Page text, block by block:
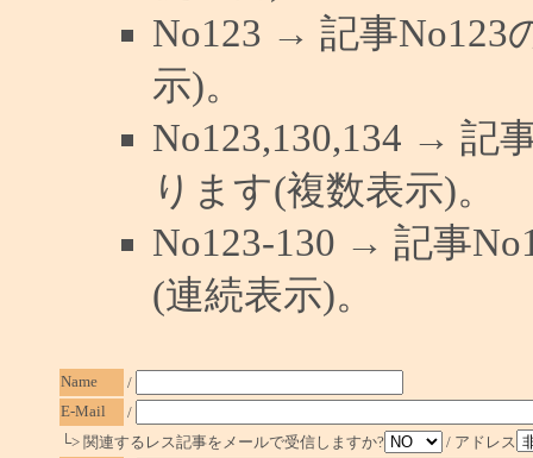
No123 → 記事No123
示)。
No123,130,134 → 記
ります(複数表示)。
No123-130 → 記事
(連続表示)。
Name
/
E-Mail
/
└> 関連するレス記事をメールで受信しますか?
/ アドレス